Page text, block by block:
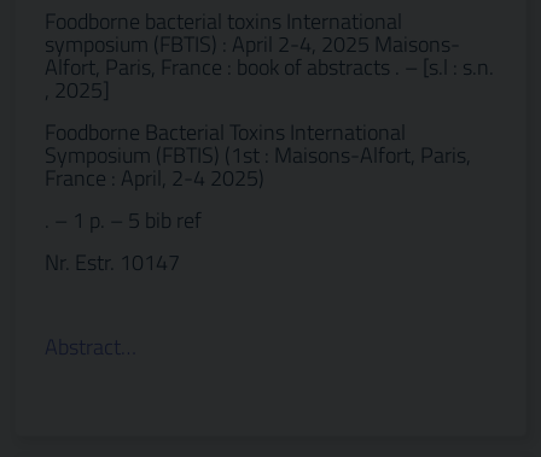
Foodborne bacterial toxins International
symposium (FBTIS) : April 2-4, 2025 Maisons-
Alfort, Paris, France : book of abstracts . – [s.l : s.n.
, 2025]
Foodborne Bacterial Toxins International
Symposium (FBTIS) (1st : Maisons-Alfort, Paris,
France : April, 2-4 2025)
. – 1 p. – 5 bib ref
Nr. Estr. 10147
Abstract…